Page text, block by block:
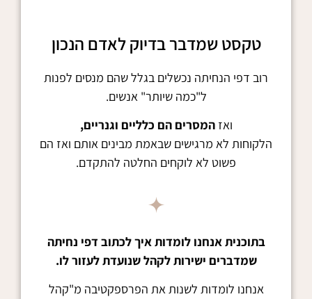
טקסט שמדבר בדיוק לאדם הנכון
רוב דפי הנחיתה נכשלים בגלל שהם מנסים לפנות
ל"כמה שיותר" אנשים.
ואזהמסרים הם כלליים וגנריים,
הלקוחות לא מרגישים שבאמת מבינים אותם ואז הם
פשוט לא לוקחים החלטה להתקדם.
בתוכנית אנחנו לומדות איך לכתוב דפי נחיתה
שמדברים ישירות לקהל שנועדת לעזור לו.
אנחנו לומדות לשנות את הפרספקטיבה מ"קהל